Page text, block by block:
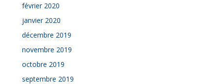
février 2020
janvier 2020
décembre 2019
novembre 2019
octobre 2019
septembre 2019